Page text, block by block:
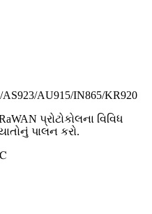
AU915/IN865/KR920
પ્રોટોકોલના વિવિધ
પાલન કરો.